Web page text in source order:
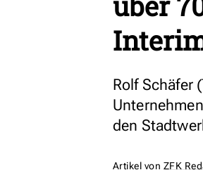
Rolf Schäfer
den
Artikel von ZFK